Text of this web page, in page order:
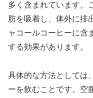
多く含まれています。
肪を吸着し、体外に排
ャコールコーヒーに含
する効果があります。
具体的な方法としては
ーを飲むことです。空